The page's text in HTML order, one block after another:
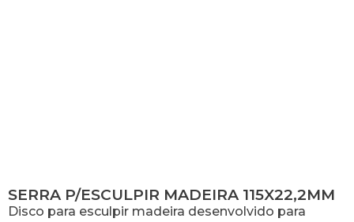
SERRA P/ESCULPIR MADEIRA 115X22,2MM
Disco para esculpir madeira desenvolvido para